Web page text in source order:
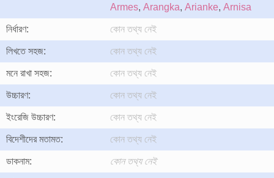
Armes, Arangka, Arianke, Arnisa
নির্ধারণ: কোন তথ্য নেই
লিখতে সহজ: কোন তথ্য নেই
মনে রাখা সহজ: কোন তথ্য নেই
উচ্চারণ: কোন তথ্য নেই
ইংরেজি উচ্চারণ: কোন তথ্য নেই
বিদেশীদের মতামত: কোন তথ্য নেই
ডাকনাম: কোন তথ্য নেই